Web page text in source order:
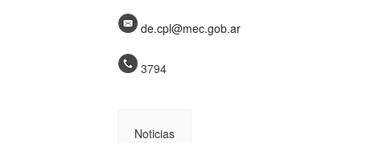
de.cpl@mec.gob.ar
3794
Noticias